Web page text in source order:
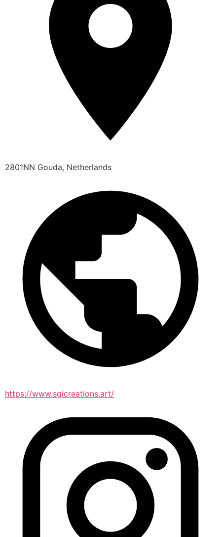
2801NN Gouda, Netherlands
https://www.sgicreations.art/